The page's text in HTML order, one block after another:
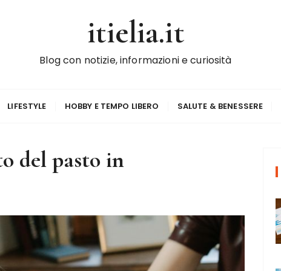
itielia.it
Blog con notizie, informazioni e curiosità
LIFESTYLE HOBBY E TEMPO LIBERO SALUTE & BENESSERE
del pasto in